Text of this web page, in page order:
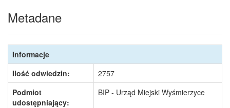
Metadane
Informacje
Ilość odwiedzin:
2757
Podmiot
udostępniający:
BIP - Urząd Miejski Wyśmierzyce